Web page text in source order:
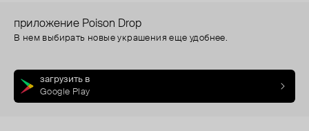
приложение Poison Drop
В нем выбирать новые украшения еще удобнее.
загрузить в
Google Play